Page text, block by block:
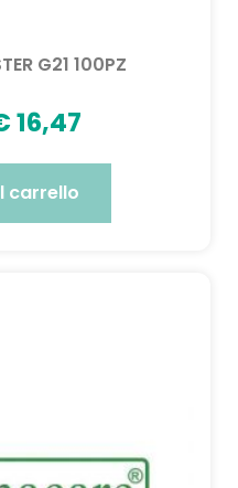
G21 100PZ
16,47
carrello